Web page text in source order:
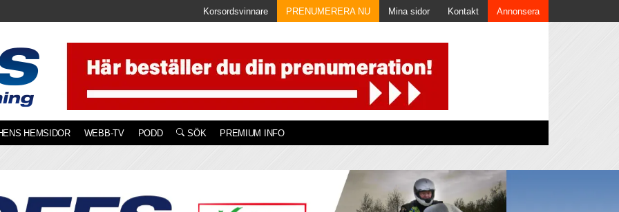
Korsordsvinnare PRENUMERERA NU Mina sidor Kontakt Annonsera
HEMSIDOR WEBB-TV PODD SÖK PREMIUM INFO